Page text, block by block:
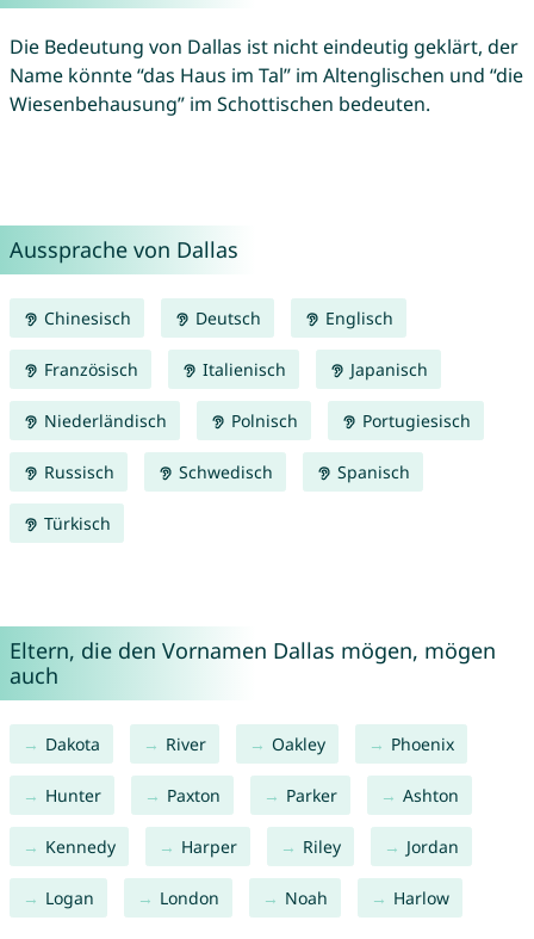
Die Bedeutung von Dallas ist nicht eindeutig geklärt, der
Name könnte “das Haus im Tal” im Altenglischen und “die
Wiesenbehausung” im Schottischen bedeuten.
Aussprache von Dallas
Chinesisch Deutsch Englisch
Französisch Italienisch Japanisch
Niederländisch Polnisch Portugiesisch
Russisch Schwedisch Spanisch
Türkisch
Eltern, die den Vornamen Dallas mögen, mögen
auch
Dakota River Oakley Phoenix
Hunter Paxton Parker Ashton
Kennedy Harper Riley Jordan
Logan London Noah Harlow